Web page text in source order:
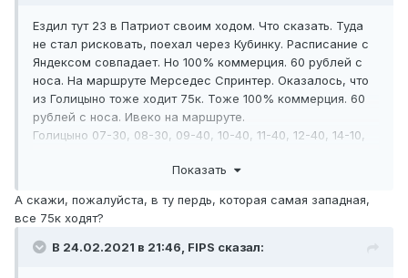
Ездил тут 23 в Патриот своим ходом. Что сказать. Туда
не стал рисковать, поехал через Кубинку. Расписание с
Яндексом совпадает. Но 100% коммерция. 60 рублей с
носа. На маршруте Мерседес Спринтер. Оказалось, что
из Голицыно тоже ходит 75к. Тоже 100% коммерция. 60
рублей с носа. Ивеко на маршруте.
Голицыно 07-30, 08-30, 09-40, 10-40, 11-40, 12-40, 14-10,
Патриот 08-00, 09-00, 10-10, 11-10, 12-10, 13-10, 14-40, 15-
Храм 08-07, 09-07, 10-17, 11-17, 12-17, 13-17, 14-47, 15-47, 16-
47, 17-47, 17-47, 18-47, 19-47.
Показать
А скажи, пожалуйста, в ту пердь, которая самая западная,
все 75к ходят?
В 24.02.2021 в 21:46, FIPS сказал: